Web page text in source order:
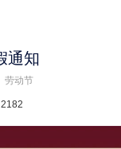
通知
劳动节
2182